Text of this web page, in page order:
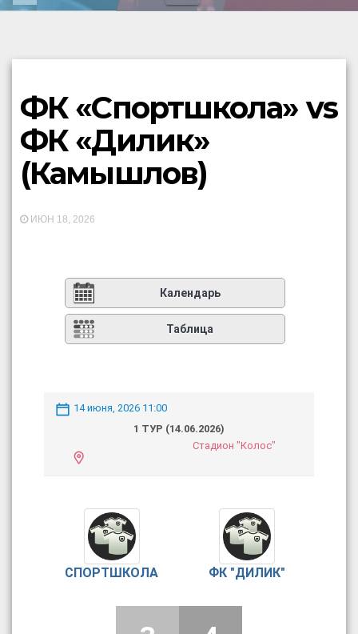
ФК «Спортшкола» vs
ФК «Дилик»
(Камышлов)
ИЮН 18, 2026
Календарь
Таблица
14 июня, 2026 11:00
1 ТУР (14.06.2026)
Стадион "Колос"
СПОРТШКОЛА ФК "ДИЛИК"